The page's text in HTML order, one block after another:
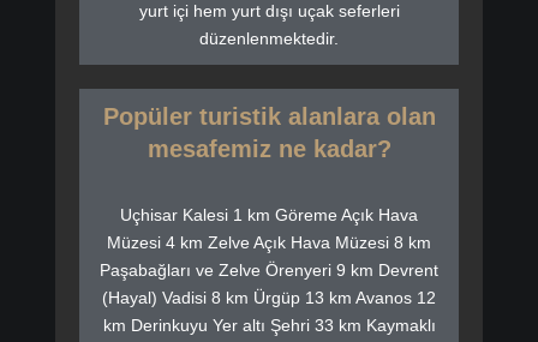
yurt içi hem yurt dışı uçak seferleri
düzenlenmektedir.
Popüler turistik alanlara olan
mesafemiz ne kadar?
Uçhisar Kalesi 1 km Göreme Açık Hava
Müzesi 4 km Zelve Açık Hava Müzesi 8 km
Paşabağları ve Zelve Örenyeri 9 km Devrent
(Hayal) Vadisi 8 km Ürgüp 13 km Avanos 12
km Derinkuyu Yer altı Şehri 33 km Kaymaklı